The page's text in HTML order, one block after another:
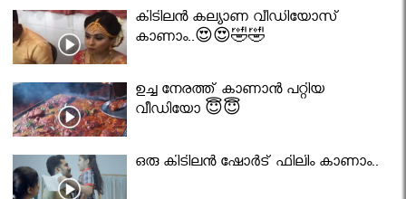
കിടിലൻ കല്യാണ വീഡിയോസ്
കാണാം..😍😍🤣🤣
ഉച്ച നേരത്ത് കാണാൻ പറ്റിയ
വീഡിയോ 😇😇
ഒരു കിടിലൻ ഷോർട് ഫിലിം കാണാം..